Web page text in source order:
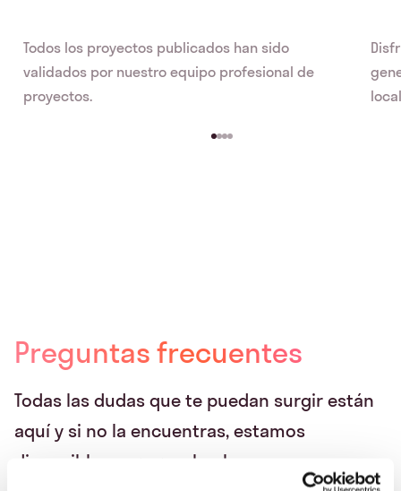
Todos los proyectos publicados han sido
validados por nuestro equipo profesional de
proyectos.
Preguntas frecuentes
Todas las dudas que te puedan surgir están
aquí y si no la encuentras, estamos
disponibles para resolverlas.